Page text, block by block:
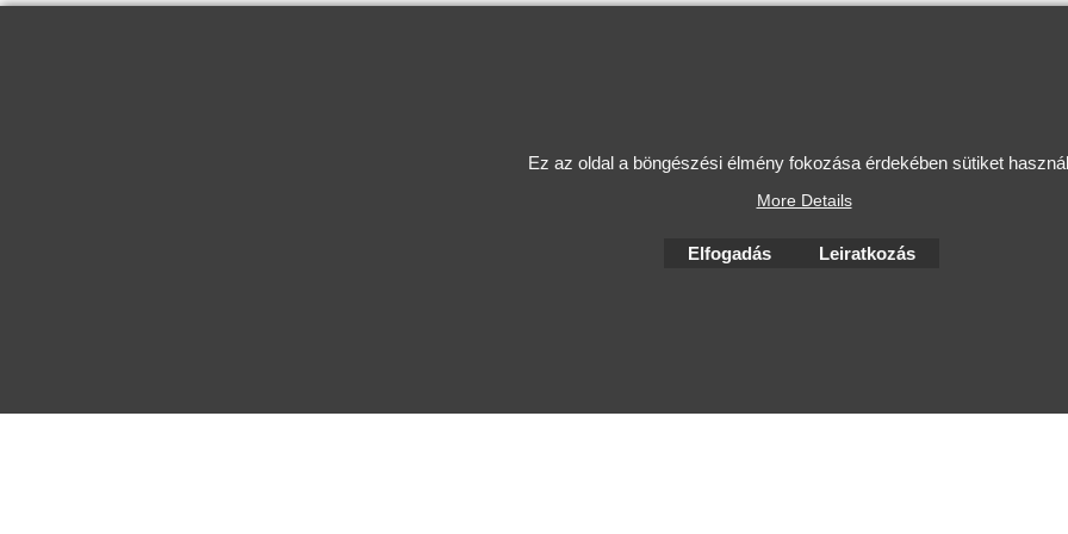
ShopFactory eCommerce
software was used.
Ez az oldal a böngészési élmény fokozása érdekében sütiket
More Details
Elfogadás Leiratkozás